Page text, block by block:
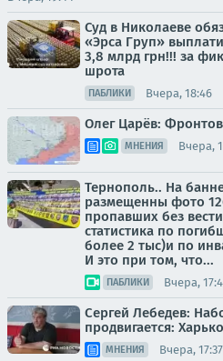
Суд в Николаеве
«Эрса Груп»
3,8 млрд грн!!! за
шрота
ПАБЛИКИ Вчера, 18:46
Олег Царёв:
МНЕНИЯ Вчера,
Тернополь.. На
размещенны фото
пропавших без
статистика по
более 2 тыс)и по
И это при том, что...
ПАБЛИКИ Вчера,
Сергей Лебедев:
продвигается:
МНЕНИЯ Вчера, 17:37